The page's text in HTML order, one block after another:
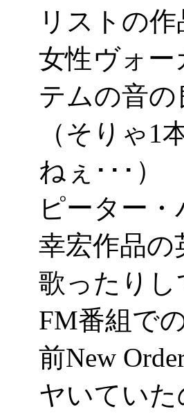
リストの作
女性ヴォ
テムの音
（そりゃ1
ねぇ･･･）
ピーター
幸宏作品
歌ったり
FM番組で
前New
ヤいてい